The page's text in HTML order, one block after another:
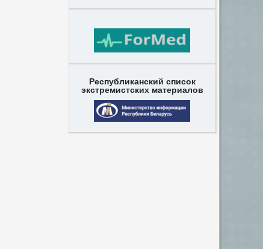
Республиканский список
экстремистских материалов